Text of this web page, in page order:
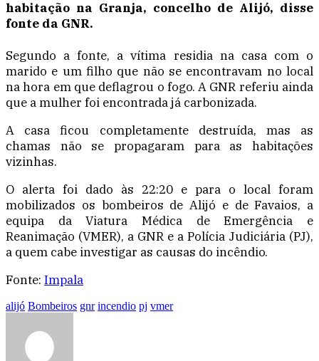
habitação na Granja, concelho de Alijó, disse
fonte da GNR.
Segundo a fonte, a vítima residia na casa com o
marido e um filho que não se encontravam no local
na hora em que deflagrou o fogo. A GNR referiu ainda
que a mulher foi encontrada já carbonizada.
A casa ficou completamente destruída, mas as
chamas não se propagaram para as habitações
vizinhas.
O alerta foi dado às 22:20 e para o local foram
mobilizados os bombeiros de Alijó e de Favaios, a
equipa da Viatura Médica de Emergência e
Reanimação (VMER), a GNR e a Polícia Judiciária (PJ),
a quem cabe investigar as causas do incêndio.
Fonte: Impala
alijó Bombeiros gnr incendio pj vmer